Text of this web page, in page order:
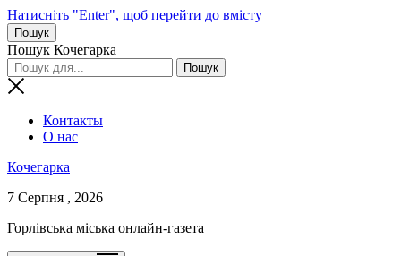
Натисніть "Enter", щоб перейти до вмісту
Пошук
Пошук Кочегарка
Контакты
О нас
Кочегарка
7 Серпня , 2026
Горлівська міська онлайн-газета